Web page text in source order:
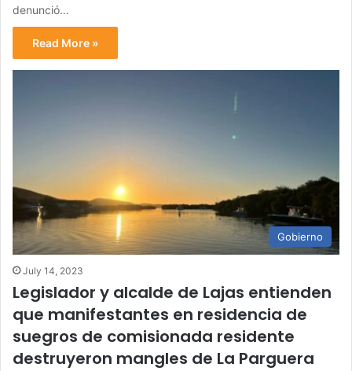
denunció…
Read More »
Gobierno
July 14, 2023
Legislador y alcalde de Lajas entienden
que manifestantes en residencia de
suegros de comisionada residente
destruyeron mangles de La Parguera